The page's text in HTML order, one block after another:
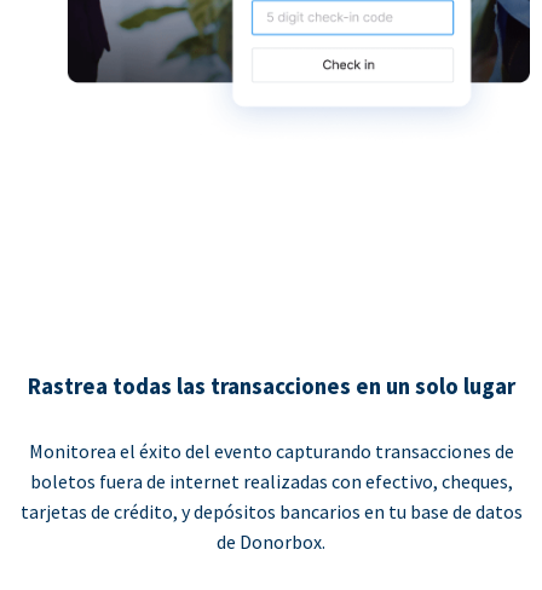
Rastrea todas las transacciones en un solo lugar
Monitorea el éxito del evento capturando transacciones de
boletos fuera de internet realizadas con efectivo, cheques,
tarjetas de crédito, y depósitos bancarios en tu base de datos
de Donorbox.